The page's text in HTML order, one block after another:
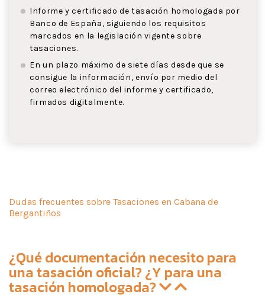
Informe y certificado de tasación homologada por
Banco de España, siguiendo los requisitos
marcados en la legislación vigente sobre
tasaciones.
En un plazo máximo de siete días desde que se
consigue la información, envío por medio del
correo electrónico del informe y certificado,
firmados digitalmente.
Dudas frecuentes sobre Tasaciones en Cabana de
Bergantiños
¿Qué documentación necesito para
una tasación oficial? ¿Y para una
tasación homologada?